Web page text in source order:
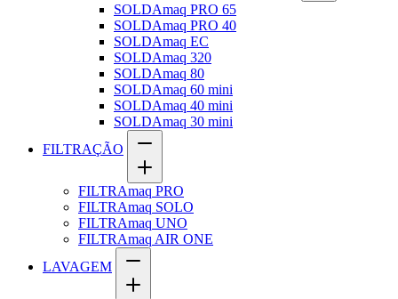
SOLDAmaq PRO 65
SOLDAmaq PRO 40
SOLDAmaq EC
SOLDAmaq 320
SOLDAmaq 80
SOLDAmaq 60 mini
SOLDAmaq 40 mini
SOLDAmaq 30 mini
FILTRAÇÃO
FILTRAmaq PRO
FILTRAmaq SOLO
FILTRAmaq UNO
FILTRAmaq AIR ONE
LAVAGEM